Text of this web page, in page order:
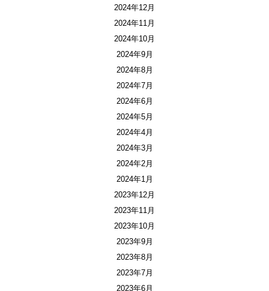
2024年12月
2024年11月
2024年10月
2024年9月
2024年8月
2024年7月
2024年6月
2024年5月
2024年4月
2024年3月
2024年2月
2024年1月
2023年12月
2023年11月
2023年10月
2023年9月
2023年8月
2023年7月
2023年6月